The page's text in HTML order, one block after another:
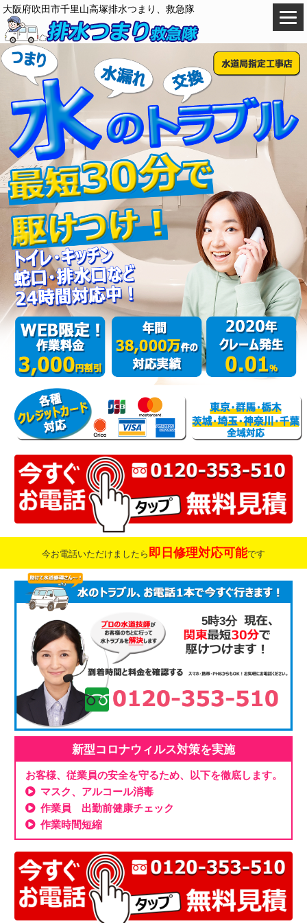
大阪府吹田市千里山高塚排水つまり、救急隊
今お電話いただけましたら 即日修理対応可能です
5時3分
新型コロナウィルス対策を実施
お客様、従業員の安全を守るため、以下を徹底します。
マスク、アルコール消毒
作業員 出勤前健康チェック
作業時間短縮